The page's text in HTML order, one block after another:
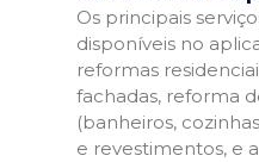
Os principais
disponíveis no
reformas
fachadas, reforma
(banheiros,
e revestimentos, e